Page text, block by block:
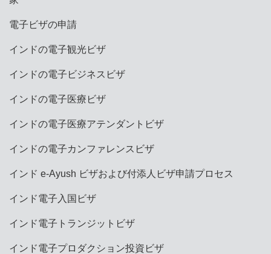
電子ビザの申請
インドの電子観光ビザ
インドの電子ビジネスビザ
インドの電子医療ビザ
インドの電子医療アテンダントビザ
インドの電子カンファレンスビザ
インド e-Ayush ビザおよび付添人ビザ申請プロセス
インド電子入国ビザ
インド電子トランジットビザ
インド電子プロダクション投資ビザ